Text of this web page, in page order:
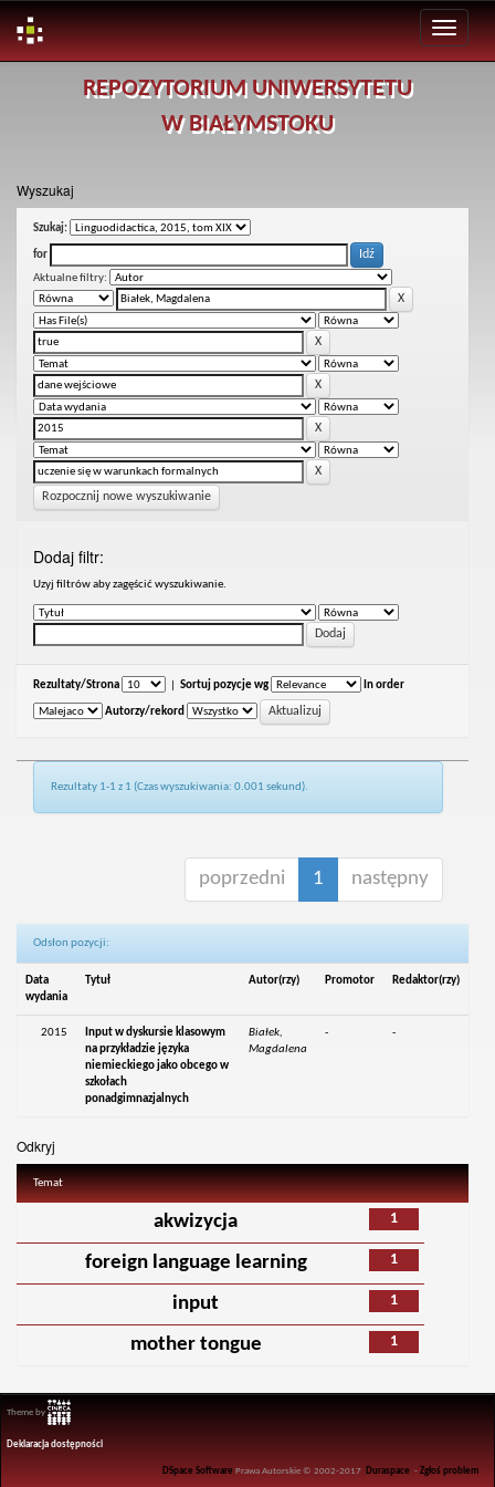
REPOZYTORIUM UNIWERSYTETU
W BIAŁYMSTOKU
Wyszukaj
Szukaj:
for
Aktualne filtry:
Rozpocznij nowe wyszukiwanie
Dodaj filtr:
Uzyj filtrów aby zagęścić wyszukiwanie.
Rezultaty/Strona Sortuj pozycje wg In order
Autorzy/rekord
Rezultaty 1-1 z 1 (Czas wyszukiwania: 0.001 sekund).
poprzedni 1 następny
Odsłon pozycji:
Data
wydania
Tytuł Autor(rzy) Promotor Redaktor(rzy)
2015
Input w dyskursie klasowym
na przykładzie języka
niemieckiego jako obcego w
szkołach
ponadgimnazjalnych
Białek,
Magdalena
- -
Odkryj
Temat
1
akwizycja
1
foreign language learning
1
input
1
mother tongue
Theme by
Deklaracja dostępności
DSpace Software Prawa Autorskie © 2002-2017 Duraspace -Zgłoś problem